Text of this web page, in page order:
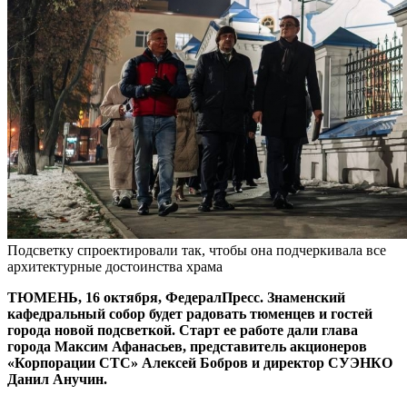
Подсветку спроектировали так, чтобы она подчеркивала все
архитектурные достоинства храма
ТЮМЕНЬ, 16 октября, ФедералПресс. Знаменский
кафедральный собор будет радовать тюменцев и гостей
города новой подсветкой. Старт ее работе дали глава
города Максим Афанасьев, представитель акционеров
«Корпорации СТС» Алексей Бобров и директор СУЭНКО
Данил Анучин.